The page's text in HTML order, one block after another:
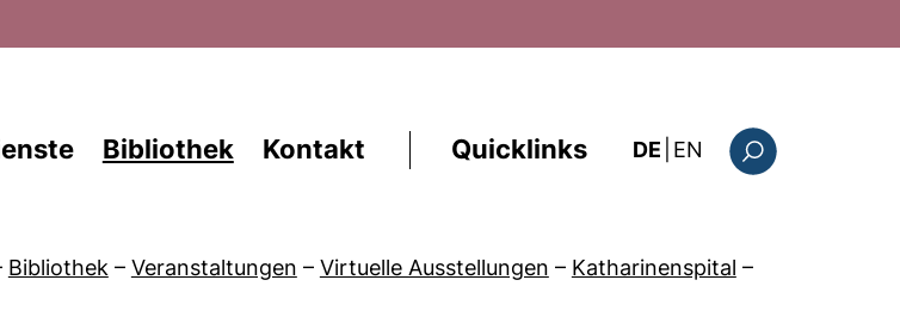
Bibliothek Kontakt Quicklinks DE EN : the current page
Bibliothek – Veranstaltungen – Virtuelle Ausstellungen – Katharinenspital –